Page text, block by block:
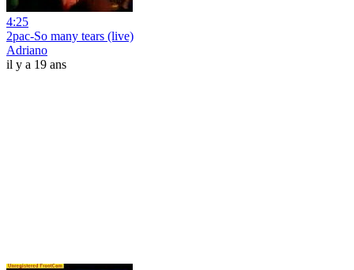
4:25
2pac-So many tears (live)
Adriano
il y a 19 ans